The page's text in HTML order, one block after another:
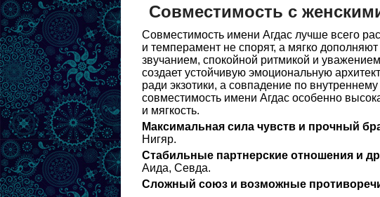
Совместимость с
Совместимость имени Агдас лучше всего
и темперамент не спорят, а мягко
звучанием, спокойной ритмикой и
создает устойчивую эмоциональную
ради экзотики, а совпадение по
совместимость имени Агдас особенно
и мягкость.
Максимальная сила чувств и прочный
Нигяр.
Стабильные партнерские отношения и
Аида, Севда.
Сложный союз и возможные